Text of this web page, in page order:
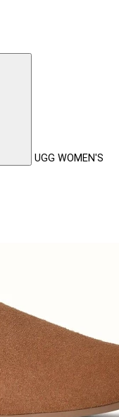
UGG WOMEN'S